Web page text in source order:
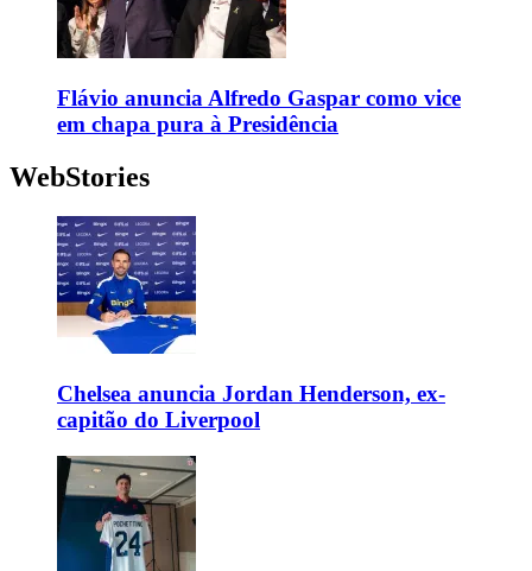
Flávio anuncia Alfredo Gaspar como vice
em chapa pura à Presidência
WebStories
Chelsea anuncia Jordan Henderson, ex-
capitão do Liverpool